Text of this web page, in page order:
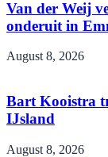
Van der Weij
onderuit in
August 8, 2026
Bart Kooistra
IJsland
August 8, 2026